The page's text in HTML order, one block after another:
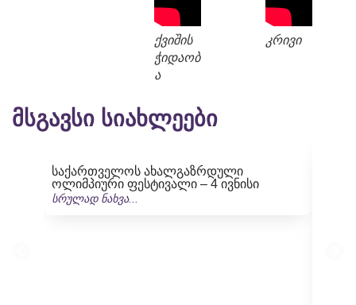
ქვიშის
ჭიდაობ
ა
კრივი
მსგავსი სიახლეები
საქართველოს ახალგაზრდული
ოლიმპიური ფესტივალი – 4 ივნისი
სრულად ნახვა...